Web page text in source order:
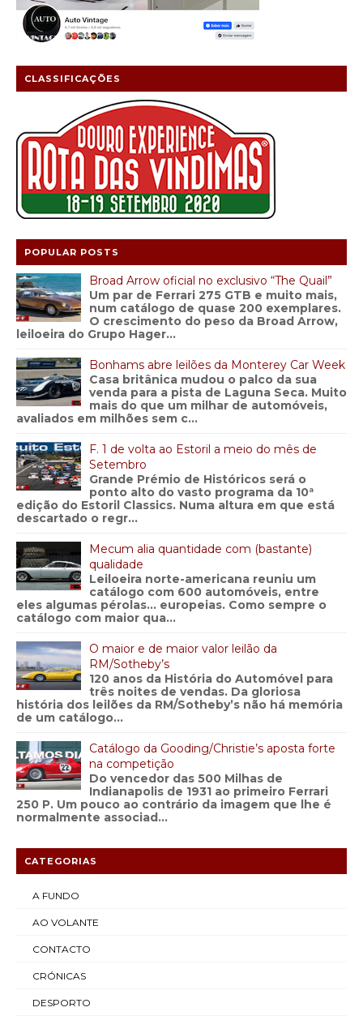
CLASSIFICAÇÕES
POPULAR POSTS
Broad Arrow oficial no exclusivo “The Quail”
Um par de Ferrari 275 GTB e muito mais,
num catálogo de quase 200 exemplares.
O crescimento do peso da Broad Arrow,
leiloeira do Grupo Hager...
Bonhams abre leilões da Monterey Car Week
Casa britânica mudou o palco da sua
venda para a pista de Laguna Seca. Muito
mais do que um milhar de automóveis,
avaliados em milhões sem c...
F. 1 de volta ao Estoril a meio do mês de
Setembro
Grande Prémio de Históricos será o
ponto alto do vasto programa da 10ª
edição do Estoril Classics. Numa altura em que está
descartado o regr...
Mecum alia quantidade com (bastante)
qualidade
Leiloeira norte-americana reuniu um
catálogo com 600 automóveis, entre
eles algumas pérolas… europeias. Como sempre o
catálogo com maior qua...
O maior e de maior valor leilão da
RM/Sotheby’s
120 anos da História do Automóvel para
três noites de vendas. Da gloriosa
história dos leilões da RM/Sotheby’s não há memória
de um catálogo...
Catálogo da Gooding/Christie’s aposta forte
na competição
Do vencedor das 500 Milhas de
Indianapolis de 1931 ao primeiro Ferrari
250 P. Um pouco ao contrário da imagem que lhe é
normalmente associad...
CATEGORIAS
A FUNDO
AO VOLANTE
CONTACTO
CRÓNICAS
DESPORTO